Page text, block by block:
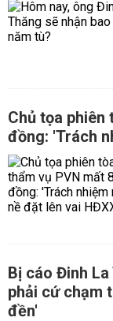
Chủ tọa phiên
đồng: 'Trách
Bị cáo Đinh
phải cứ chạm
đền'